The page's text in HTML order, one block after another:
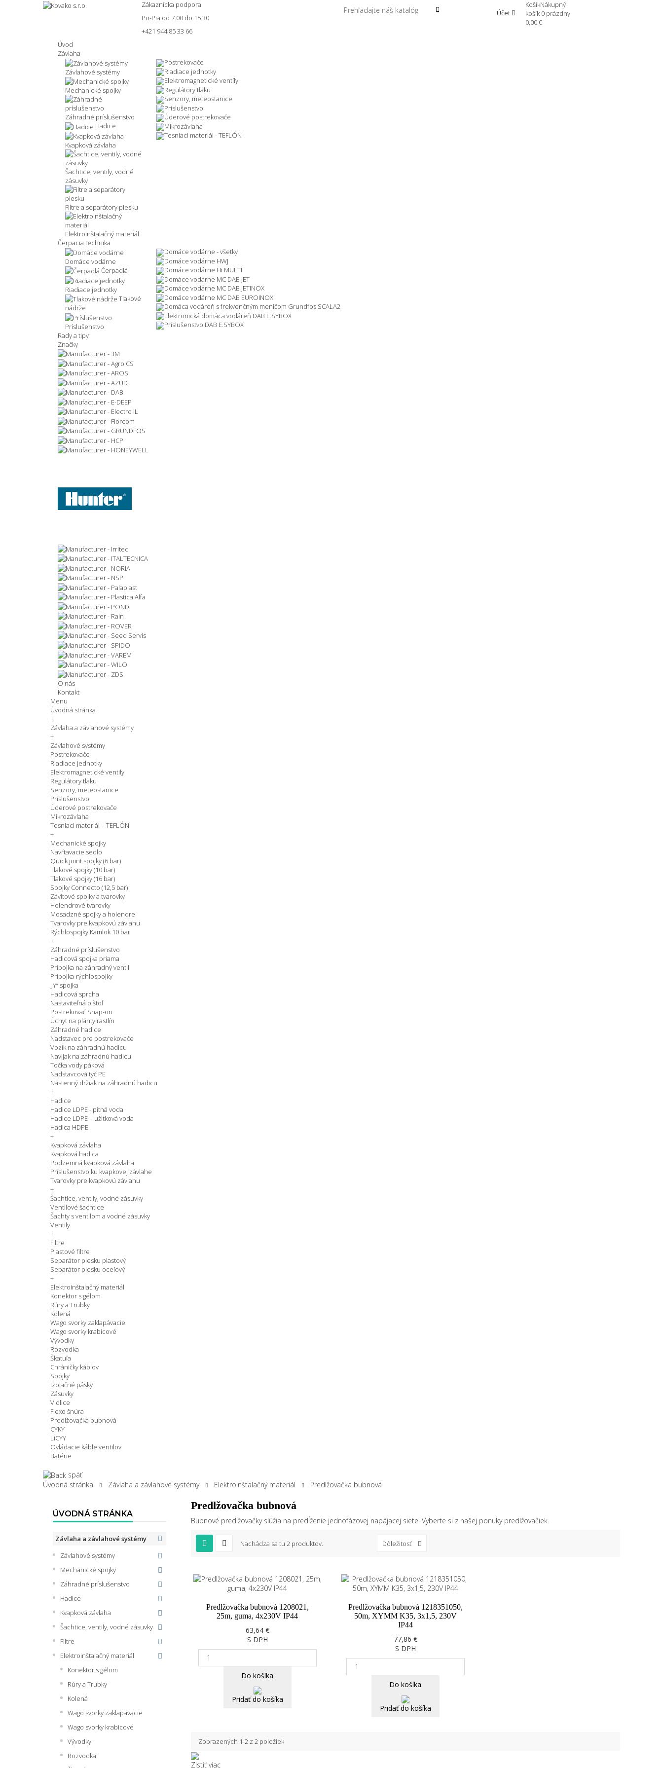
Zákaznícka podpora
Po-Pia od 7:00 do 15:30
+421 944 85 33 66
Účet
KošíkNákupný
košík 0 prázdny
0,00 €
Úvod
Závlaha
Závlahové systémy
Mechanické spojky
Záhradné príslušenstvo
Hadice
Kvapková závlaha
Šachtice, ventily, vodné
zásuvky
Filtre a separátory piesku
Elektroinštalačný materiál
Postrekovače
Riadiace jednotky
Elektromagnetické ventíly
Regulátory tlaku
Senzory, meteostanice
Príslušenstvo
Úderové postrekovače
Mikrozávlaha
Tesniaci materiál - TEFLÓN
Čerpacia technika
Domáce vodárne
Čerpadlá
Riadiace jednotky
Tlakové
nádrže
Príslušenstvo
Domáce vodárne - všetky
Domáce vodárne HWJ
Domáce vodárne Hi MULTI
Domáce vodárne MC DAB JET
Domáce vodárne MC DAB JETINOX
Domáce vodárne MC DAB EUROINOX
Domáca vodáreň s frekvenčným meničom Grundfos SCALA2
Elektronická domáca vodáreň DAB E.SYBOX
Príslušenstvo DAB E.SYBOX
Rady a tipy
Značky
O nás
Kontakt
Menu
Úvodná stránka
+
Závlaha a závlahové systémy
+
Závlahové systémy
Postrekovače
Riadiace jednotky
Elektromagnetické ventily
Regulátory tlaku
Senzory, meteostanice
Príslušenstvo
Úderové postrekovače
Mikrozávlaha
Tesniaci materiál – TEFLÓN
+
Mechanické spojky
Navŕtavacie sedlo
Quick joint spojky (6 bar)
Tlakové spojky (10 bar)
Tlakové spojky (16 bar)
Spojky Connecto (12,5 bar)
Závitové spojky a tvarovky
Holendrové tvarovky
Mosadzné spojky a holendre
Tvarovky pre kvapkovú závlahu
Rýchlospojky Kamlok 10 bar
+
Záhradné príslušenstvo
Hadicová spojka priama
Prípojka na záhradný ventil
Prípojka-rýchlospojky
„Y“ spojka
Hadicová sprcha
Nastaviteľná pištoľ
Postrekovač Snap-on
Úchyt na plánty rastlín
Záhradné hadice
Nadstavec pre postrekovače
Vozík na záhradnú hadicu
Navijak na záhradnú hadicu
Točka vody páková
Nadstavcová tyč PE
Nástenný držiak na záhradnú hadicu
+
Hadice
Hadice LDPE - pitná voda
Hadice LDPE – užitková voda
Hadica HDPE
+
Kvapková závlaha
Kvapková hadica
Podzemná kvapková závlaha
Príslušenstvo ku kvapkovej závlahe
Tvarovky pre kvapkovú závlahu
+
Šachtice, ventily, vodné zásuvky
Ventilové šachtice
Šachty s ventilom a vodné zásuvky
Ventily
+
Filtre
Plastové filtre
Separátor piesku plastový
Separátor piesku oceľový
+
Elektroinštalačný materiál
Konektor s gélom
Rúry a Trubky
Kolená
Wago svorky zaklapávacie
Wago svorky krabicové
Vývodky
Rozvodka
Škatuľa
Chráničky káblov
Spojky
Izolačné pásky
Zásuvky
Vidlice
Flexo šnúra
Predlžovačka bubnová
CYKY
LiCYY
Ovládacie káble ventilov
Batérie
späť
Úvodná stránka
Závlaha a závlahové systémy Elektroinštalačný materiál Predlžovačka bubnová
ÚVODNÁ STRÁNKA
Závlaha a závlahové systémy
Závlahové systémy
Mechanické spojky
Záhradné príslušenstvo
Hadice
Kvapková závlaha
Šachtice, ventily, vodné zásuvky
Filtre
Elektroinštalačný materiál
Konektor s gélom
Rúry a Trubky
Kolená
Wago svorky zaklapávacie
Wago svorky krabicové
Vývodky
Rozvodka
Predlžovačka bubnová
Bubnové predlžovačky slúžia na predĺženie jednofázovej napájacej siete. Vyberte si z našej ponuky predlžovačiek.
Nachádza sa tu 2 produktov. Dôležitosť
Predlžovačka bubnová 1208021,
25m, guma, 4x230V IP44
63,64 €
S DPH
Do košíka
Pridať do košíka
Predlžovačka bubnová 1218351050,
50m, XYMM K35, 3x1,5, 230V
IP44
77,86 €
S DPH
Do košíka
Pridať do košíka
Zobrazených 1-2 z 2 položiek
Zistiť viac